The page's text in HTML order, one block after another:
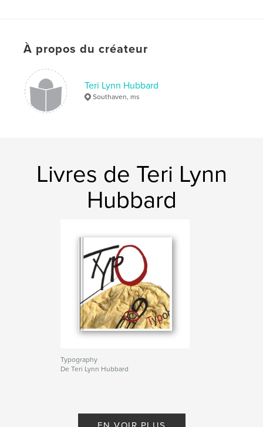
À propos du créateur
Teri Lynn Hubbard
Southaven, ms
Livres de Teri Lynn
Hubbard
Typography
De Teri Lynn Hubbard